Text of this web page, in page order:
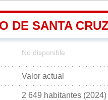
DE SANTA
No disponible
Valor actual
2 649 habitantes (2024)